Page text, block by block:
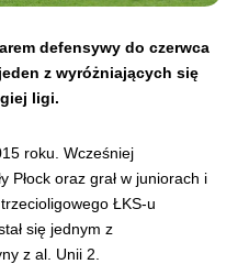
defensywy do czerwca
z wyróżniających się
ligi.
roku. Wcześniej
Płock oraz grał w juniorach i
ŁKS-u
się jednym z
z al. Unii 2.